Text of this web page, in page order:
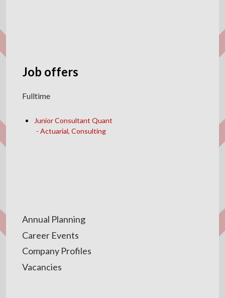
Fulltime
Junior Consultant Quant
Actuarial, Consulting
Annual Planning
Career Events
Company Profiles
Vacancies